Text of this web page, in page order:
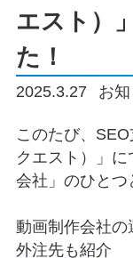
エスト）
た！
2025.3.27 お
このたび、
クエスト）」
会社」のひとつ
動画制作会社
外注先も紹介